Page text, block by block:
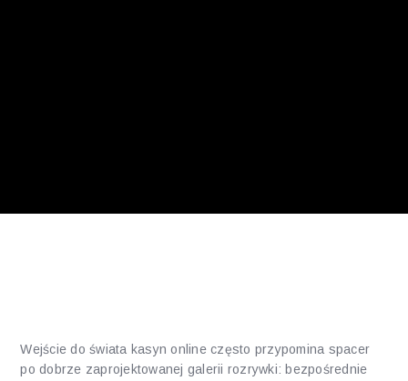
Wejście do świata kasyn online często przypomina spacer
po dobrze zaprojektowanej galerii rozrywki: bezpośrednie